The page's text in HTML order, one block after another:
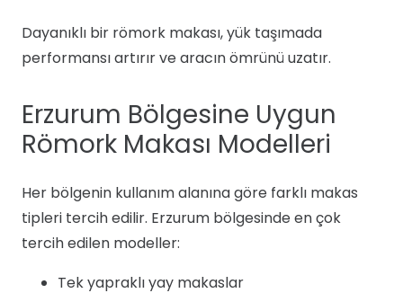
Dayanıklı bir römork makası, yük taşımada
performansı artırır ve aracın ömrünü uzatır.
Erzurum Bölgesine Uygun
Römork Makası Modelleri
Her bölgenin kullanım alanına göre farklı makas
tipleri tercih edilir. Erzurum bölgesinde en çok
tercih edilen modeller:
Tek yapraklı yay makaslar